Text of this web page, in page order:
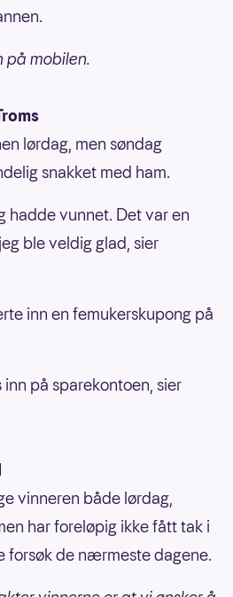
på mobilen.
lørdag, men søndag
snakket med ham.
hadde vunnet. Det var en
ble veldig glad, sier
inn en femukerskupong på
inn på sparekontoen, sier
vinneren både lørdag,
har foreløpig ikke fått tak i
forsøk de nærmeste dagene.